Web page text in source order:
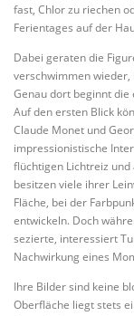
fast, Chlor zu riechen
Ferientages auf der
Dabei geraten die
verschwimmen
Genau dort beginnt die
Auf den ersten Blick
Claude Monet und
impressionistische
flüchtigen Lichtreiz
besitzen viele ihrer
Fläche, bei der
entwickeln. Doch
sezierte, interessiert
Nachwirkung eines
Ihre Bilder sind keine
Oberfläche liegt stets